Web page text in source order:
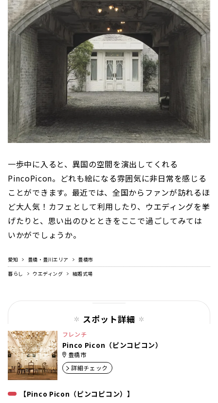
一歩中に入ると、異国の空間を演出してくれる
PincoPicon。どれも絵になる雰囲気に非日常を感じる
ことができます。最近では、全国からファンが訪れるほ
ど大人気！カフェとして利用したり、ウエディングを挙
げたりと、思い出のひとときをここで過ごしてみては
いかがでしょうか。
愛知 豊橋・豊川エリア
豊橋市
暮らし
ウエディング 結婚式場
スポット詳細
フレンチ
Pinco Picon（ピンコピコン）
豊橋市
詳細チェック
【Pinco Picon（ピンコピコン）】